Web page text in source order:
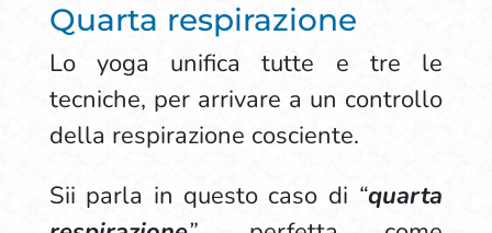
Quarta respirazione
Lo yoga unifica tutte e tre le
tecniche, per arrivare a un controllo
della respirazione cosciente.
Sii parla in questo caso di “quarta